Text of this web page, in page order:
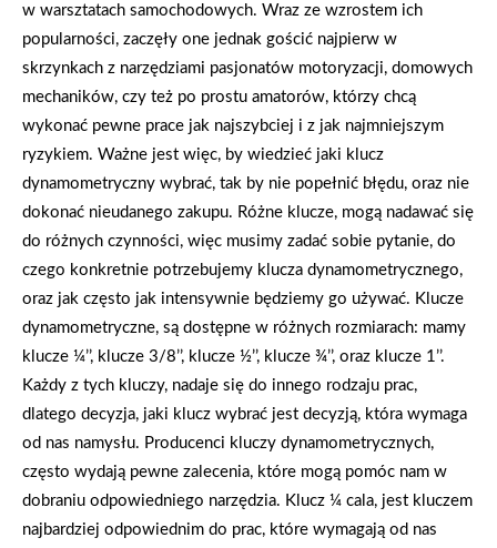
w warsztatach samochodowych. Wraz ze wzrostem ich
popularności, zaczęły one jednak gościć najpierw w
skrzynkach z narzędziami pasjonatów motoryzacji, domowych
mechaników, czy też po prostu amatorów, którzy chcą
wykonać pewne prace jak najszybciej i z jak najmniejszym
ryzykiem. Ważne jest więc, by wiedzieć jaki klucz
dynamometryczny wybrać, tak by nie popełnić błędu, oraz nie
dokonać nieudanego zakupu. Różne klucze, mogą nadawać się
do różnych czynności, więc musimy zadać sobie pytanie, do
czego konkretnie potrzebujemy klucza dynamometrycznego,
oraz jak często jak intensywnie będziemy go używać. Klucze
dynamometryczne, są dostępne w różnych rozmiarach: mamy
klucze ¼’’, klucze 3/8’’, klucze ½’’, klucze ¾’’, oraz klucze 1’’.
Każdy z tych kluczy, nadaje się do innego rodzaju prac,
dlatego decyzja, jaki klucz wybrać jest decyzją, która wymaga
od nas namysłu. Producenci kluczy dynamometrycznych,
często wydają pewne zalecenia, które mogą pomóc nam w
dobraniu odpowiedniego narzędzia. Klucz ¼ cala, jest kluczem
najbardziej odpowiednim do prac, które wymagają od nas